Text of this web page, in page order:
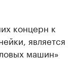
концерн к
является
машин»